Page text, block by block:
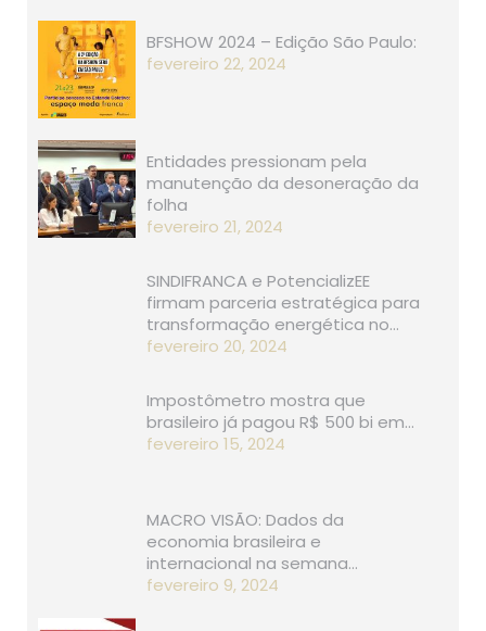
BFSHOW 2024 – Edição São Paulo:
fevereiro 22, 2024
Entidades pressionam pela
manutenção da desoneração da
folha
fevereiro 21, 2024
SINDIFRANCA e PotencializEE
firmam parceria estratégica para
transformação energética no…
fevereiro 20, 2024
Impostômetro mostra que
brasileiro já pagou R$ 500 bi em…
fevereiro 15, 2024
MACRO VISÃO: Dados da
economia brasileira e
internacional na semana…
fevereiro 9, 2024